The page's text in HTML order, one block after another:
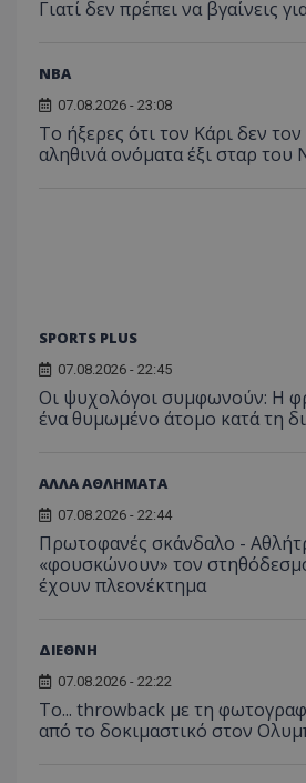
Γιατί δεν πρέπει να βγαίνεις
NBA
07.08.2026 - 23:08
Το ήξερες ότι τον Κάρι δεν
αληθινά ονόματα έξι σταρ του
SPORTS PLUS
07.08.2026 - 22:45
Οι ψυχολόγοι συμφωνούν: Η
ένα θυμωμένο άτομο κατά τη
ΑΛΛΑ ΑΘΛΗΜΑΤΑ
07.08.2026 - 22:44
Πρωτοφανές σκάνδαλο -
«φουσκώνουν» τον
έχουν πλεονέκτημα
ΔΙΕΘΝΗ
07.08.2026 - 22:22
Το... throwback με τη
από το δοκιμαστικό στον